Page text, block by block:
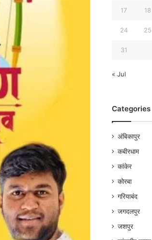
17 18
24 25
31
« Jul
Categories
अंबिकापुर
कबीरधाम
कांकेर
कोरबा
गरियाबंद
जगदलपुर
जशपुर